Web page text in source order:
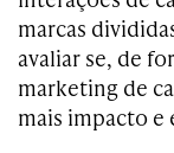
marcas
avaliar se, de
marketing de
mais impacto e